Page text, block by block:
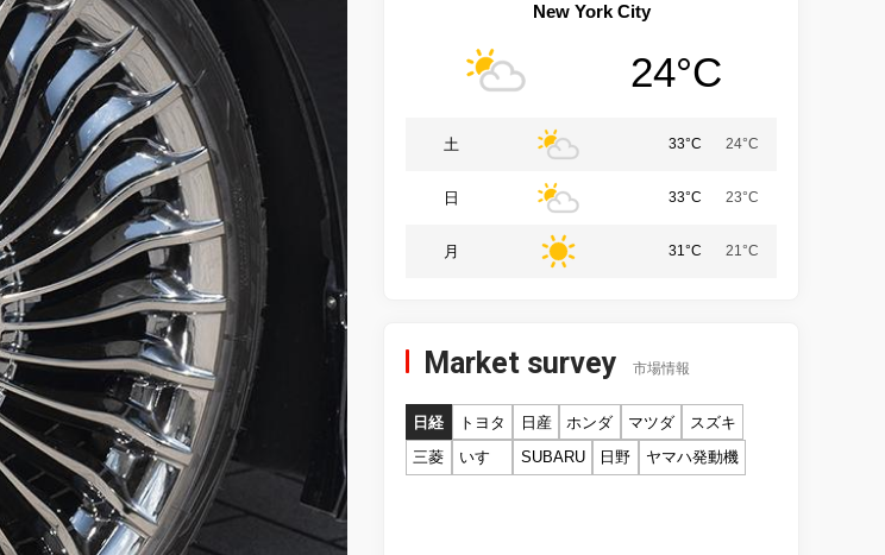
New York City
24°C
土 33°C 24°C
日 33°C 23°C
月 31°C 21°C
Market survey 市場情報
日経 トヨタ 日産 ホンダ マツダ
スズキ
三菱
いすゞ SUBARU 日野 ヤマハ発動機